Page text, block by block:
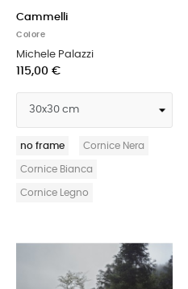
Cammelli
Colore
Michele Palazzi
115,00 €
no frame Cornice Nera
Cornice Bianca
Cornice Legno